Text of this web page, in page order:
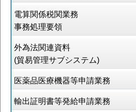
電算関係税関業務
事務処理要領
外為法関連資料
(貿易管理サブシステム)
医薬品医療機器等申請業務
輸出証明書等発給申請業務